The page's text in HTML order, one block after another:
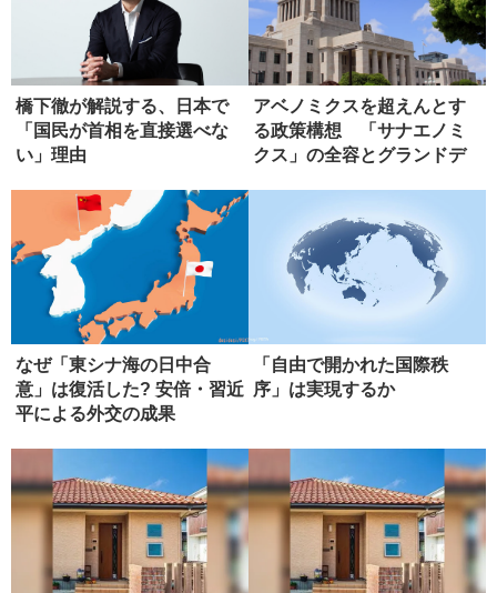
橋下徹が解説する、日本で
「国民が首相を直接選べな
い」理由
アベノミクスを超えんとす
る政策構想 「サナエノミ
クス」の全容とグランドデ
なぜ「東シナ海の日中合
意」は復活した? 安倍・習近
平による外交の成果
「自由で開かれた国際秩
序」は実現するか